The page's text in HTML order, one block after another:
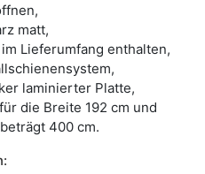
matt,
Lieferumfang enthalten,
laminierter Platte,
die Breite 192 cm und
400 cm.